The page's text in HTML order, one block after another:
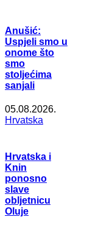
Anušić:
Uspjeli smo u
onome što
smo
stoljećima
sanjali
05.08.2026.
Hrvatska
Hrvatska i
Knin
ponosno
slave
obljetnicu
Oluje